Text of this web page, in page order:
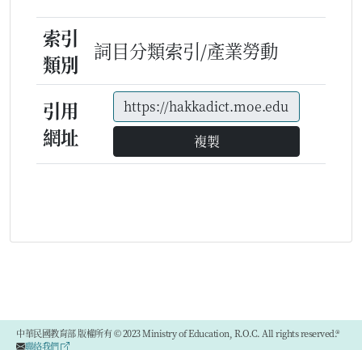
索引
類別
詞目分類索引/產業勞動
引用
網址
複製
中華民國教育部 版權所有 © 2023 Ministry of Education, R.O.C. All rights reserved.®
聯絡我們